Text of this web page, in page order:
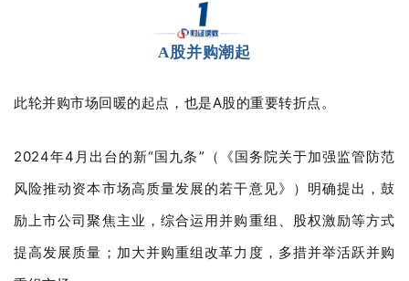
A股并购潮起
此轮并购市场回暖的起点，也是A股的重要转折点。
2024年4月出台的新“国九条”（《国务院关于加强监管防范
风险推动资本市场高质量发展的若干意见》）明确提出，鼓
励上市公司聚焦主业，综合运用并购重组、股权激励等方式
提高发展质量；加大并购重组改革力度，多措并举活跃并购